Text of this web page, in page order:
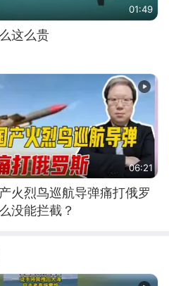
01:49
这么贵
06:21
火烈鸟巡航导弹痛打俄罗
没能拦截？